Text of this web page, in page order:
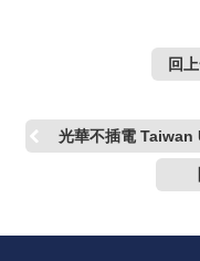
回
光華不插電